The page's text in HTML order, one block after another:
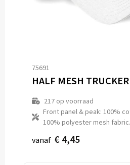
75691
HALF MESH TRUCKER
217op voorraad
Front panel & peak: 100%
100% polyester mesh fabric.
vanaf € 4,45